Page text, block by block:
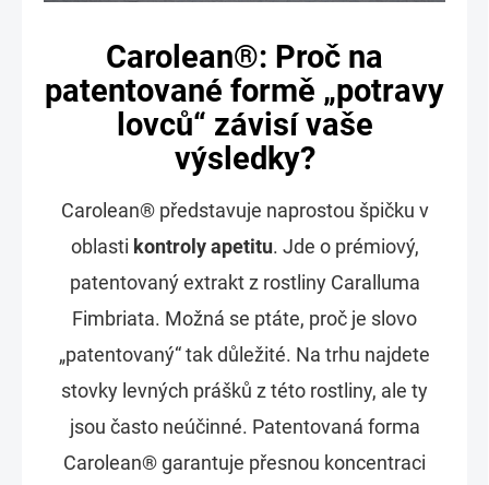
Carolean®: Proč na
patentované formě „potravy
lovců“ závisí vaše
výsledky?
Carolean® představuje naprostou špičku v
oblasti kontroly apetitu. Jde o prémiový,
patentovaný extrakt z rostliny Caralluma
Fimbriata. Možná se ptáte, proč je slovo
„patentovaný“ tak důležité. Na trhu najdete
stovky levných prášků z této rostliny, ale ty
jsou často neúčinné. Patentovaná forma
Carolean® garantuje přesnou koncentraci